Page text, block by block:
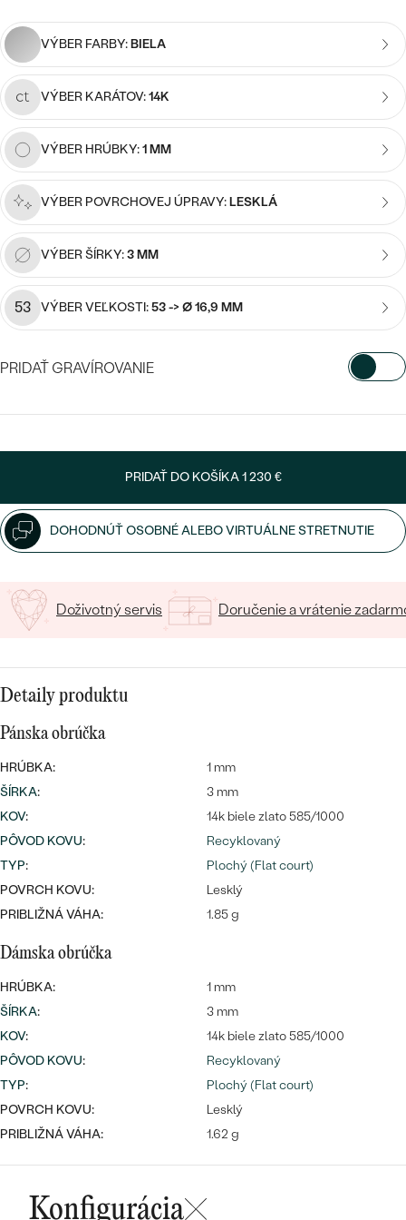
Wave kolekcia
PODĽA TVARU DRAHOKAMU
NA MIERU
DIAMANTY
Bestsellery
náušnice
Personalizované
prívesky
OBJAVIŤ
Najpredávanejšie
prstene
VÝBER FARBY:BIELA
VÝBER KARÁTOV:14K
VÝBER HRÚBKY:1 MM
VÝBER POVRCHOVEJ ÚPRAVY:LESKLÁ
VÝBER ŠÍRKY:3 MM
53 VÝBER VEĽKOSTI:53 -> Ø 16,9 MM
PRIDAŤ GRAVÍROVANIE
PRIDAŤ DO KOŠÍKA1 230 €
DOHODNÚŤ OSOBNÉ ALEBO VIRTUÁLNE STRETNUTIE
Doživotný servis Doručenie a vrátenie
Detaily produktu
Pánska obrúčka
HRÚBKA:
1 mm
ŠÍRKA:
3 mm
KOV:
14k biele zlato 585/1000
PÔVOD KOVU:
Recyklovaný
TYP:
Plochý (Flat court)
POVRCH KOVU:
Lesklý
PRIBLIŽNÁ VÁHA:
1.85 g
Dámska obrúčka
HRÚBKA:
1 mm
ŠÍRKA:
3 mm
KOV:
14k biele zlato 585/1000
PÔVOD KOVU:
Recyklovaný
TYP:
Plochý (Flat court)
POVRCH KOVU:
Lesklý
PRIBLIŽNÁ VÁHA:
1.62 g
Konfigurácia